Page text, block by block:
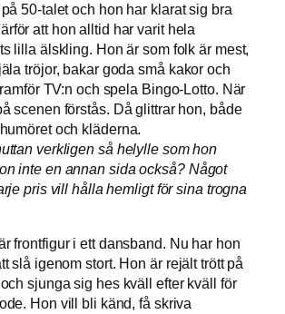
50-talet och hon har klarat sig bra
att hon alltid har varit hela
lilla älskling. Hon är som folk är mest,
tröjor, bakar goda små kakor och
TV:n och spela Bingo-Lotto. När
scenen förstås. Då glittrar hon, både
och kläderna.
verkligen så helylle som hon
inte en annan sida också? Något
pris vill hålla hemligt för sina trogna
frontfigur i ett dansband. Nu har hon
slå igenom stort. Hon är rejält trött på
sjunga sig hes kväll efter kväll för
Hon vill bli känd, få skriva